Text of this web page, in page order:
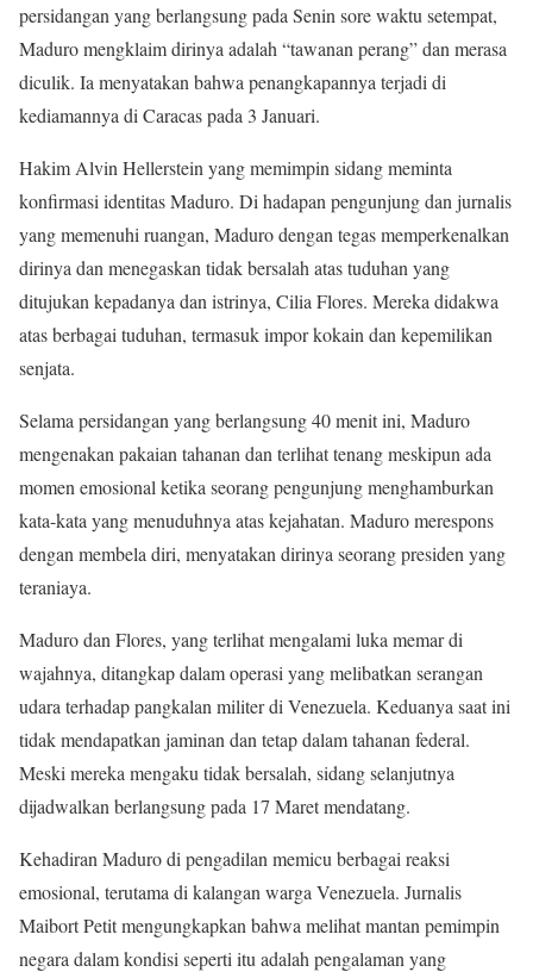
persidangan yang berlangsung pada Senin sore waktu setempat,
Maduro mengklaim dirinya adalah “tawanan perang” dan merasa
diculik. Ia menyatakan bahwa penangkapannya terjadi di
kediamannya di Caracas pada 3 Januari.
Hakim Alvin Hellerstein yang memimpin sidang meminta
konfirmasi identitas Maduro. Di hadapan pengunjung dan jurnalis
yang memenuhi ruangan, Maduro dengan tegas memperkenalkan
dirinya dan menegaskan tidak bersalah atas tuduhan yang
ditujukan kepadanya dan istrinya, Cilia Flores. Mereka didakwa
atas berbagai tuduhan, termasuk impor kokain dan kepemilikan
senjata.
Selama persidangan yang berlangsung 40 menit ini, Maduro
mengenakan pakaian tahanan dan terlihat tenang meskipun ada
momen emosional ketika seorang pengunjung menghamburkan
kata-kata yang menuduhnya atas kejahatan. Maduro merespons
dengan membela diri, menyatakan dirinya seorang presiden yang
teraniaya.
Maduro dan Flores, yang terlihat mengalami luka memar di
wajahnya, ditangkap dalam operasi yang melibatkan serangan
udara terhadap pangkalan militer di Venezuela. Keduanya saat ini
tidak mendapatkan jaminan dan tetap dalam tahanan federal.
Meski mereka mengaku tidak bersalah, sidang selanjutnya
dijadwalkan berlangsung pada 17 Maret mendatang.
Kehadiran Maduro di pengadilan memicu berbagai reaksi
emosional, terutama di kalangan warga Venezuela. Jurnalis
Maibort Petit mengungkapkan bahwa melihat mantan pemimpin
negara dalam kondisi seperti itu adalah pengalaman yang